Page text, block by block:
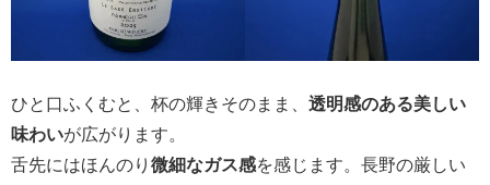
ひと口ふくむと、杯の輝きそのまま、 透明感のある美しい
味わいが広がります。
舌先にはほんのり 微細なガス感を感じます。長野の厳しい